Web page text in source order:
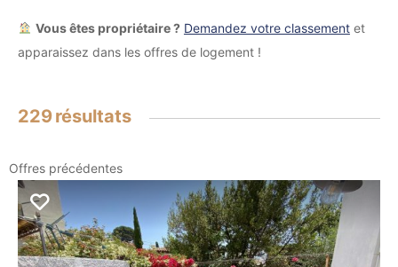
Vous êtes propriétaire ? Demandez votre classementet
apparaissez dans les offres de logement !
229résultats
Offres précédentes